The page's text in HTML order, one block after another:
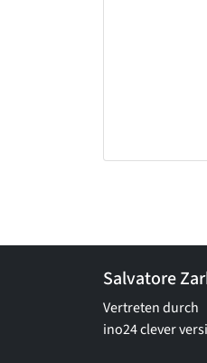
Salvatore
Vertreten durch
ino24 clever